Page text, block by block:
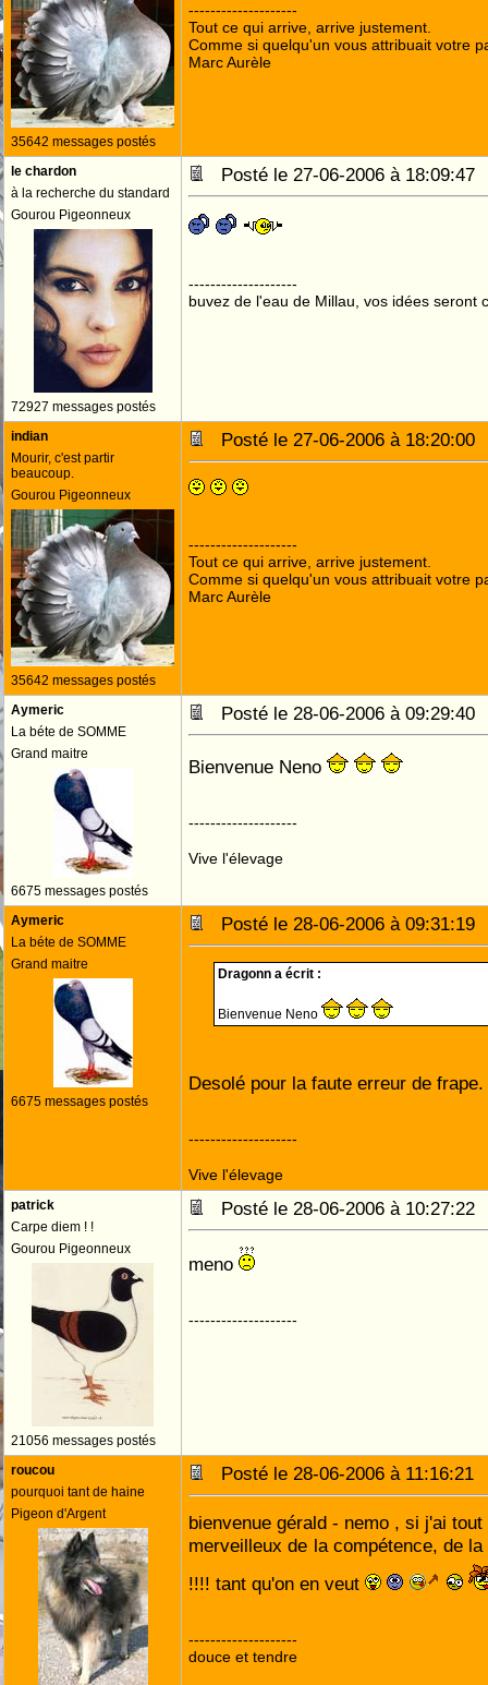
35642 messages postés
--------------------
Tout ce qui arrive, arrive justement.
Comme si quelqu'un vous attribuait votre
Marc Aurèle
le chardon
à la recherche du standard
Gourou Pigeonneux
72927 messages postés
Posté le 27-06-2006 à
--------------------
buvez de l'eau de Millau, vos idées seront
indian
Mourir, c'est partir
beaucoup.
Gourou Pigeonneux
35642 messages postés
Posté le 27-06-2006 à
--------------------
Tout ce qui arrive, arrive justement.
Comme si quelqu'un vous attribuait votre
Marc Aurèle
Aymeric
La béte de SOMME
Grand maitre
6675 messages postés
Posté le 28-06-2006 à
Bienvenue Neno
--------------------
Vive l'élevage
Aymeric
La béte de SOMME
Grand maitre
6675 messages postés
Posté le 28-06-2006 à
Dragonn a écrit :
Bienvenue Neno
Desolé pour la faute erreur de
--------------------
Vive l'élevage
patrick
Carpe diem ! !
Gourou Pigeonneux
21056 messages postés
Posté le 28-06-2006 à
meno
--------------------
roucou
pourquoi tant de haine
Pigeon d'Argent
Posté le 28-06-2006 à
bienvenue gérald - nemo , si j'ai
merveilleux de la compétence, de
!!!! tant qu'on en veut
--------------------
douce et tendre